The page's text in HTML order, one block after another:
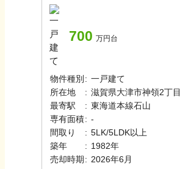
700 万円台
物件種別 : 一戸建て
所在地
: 滋賀県大津市神領2丁目
最寄駅
: 東海道本線石山
専有面積: -
間取り
: 5LK/5LDK以上
築年
: 1982年
売却時期 : 2026年6月